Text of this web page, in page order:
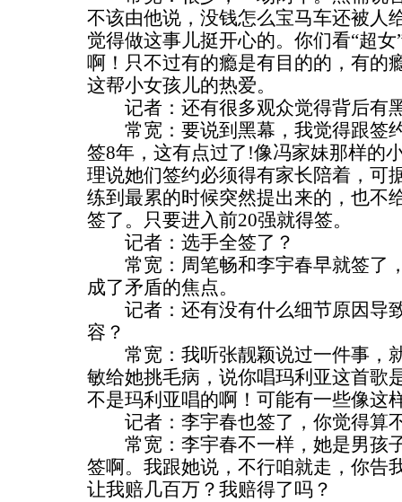
不该由他说，没钱怎么宝马车还被人
觉得做这事儿挺开心的。你们看“超
啊！只不过有的瘾是有目的的，有的
这帮小女孩儿的热爱。
记者：还有很多观众觉得背后有
常宽：要说到黑幕，我觉得跟签
签8年，这有点过了!像冯家妹那样的
理说她们签约必须得有家长陪着，可
练到最累的时候突然提出来的，也不
签了。只要进入前20强就得签。
记者：选手全签了？
常宽：周笔畅和李宇春早就签了
成了矛盾的焦点。
记者：还有没有什么细节原因导
容？
常宽：我听张靓颖说过一件事，
敏给她挑毛病，说你唱玛利亚这首歌
不是玛利亚唱的啊！可能有一些像这
记者：李宇春也签了，你觉得算
常宽：李宇春不一样，她是男孩
签啊。我跟她说，不行咱就走，你告
让我赔几百万？我赔得了吗？